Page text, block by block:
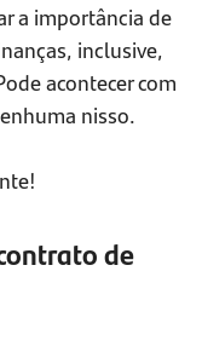
a importância de
inclusive,
acontecer com
nisso.
de